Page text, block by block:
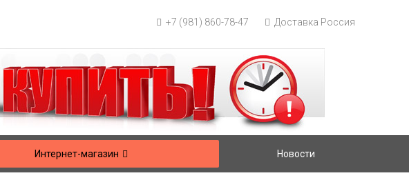
+7 (981) 860-78-47 Доставка Россия
Интернет-магазин Новости